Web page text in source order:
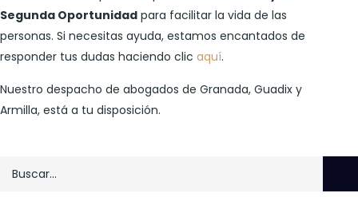
Segunda Oportunidad para facilitar la vida de las
personas. Si necesitas ayuda, estamos encantados de
responder tus dudas haciendo clic aquí.
Nuestro despacho de abogados de Granada, Guadix y
Armilla, está a tu disposición.